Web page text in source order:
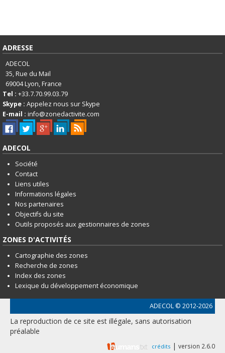
ADRESSE
ADECOL
35, Rue du Mail
69004Lyon, France
Tel : +33.7.70.99.03.79
Skype : Appelez nous sur Skype
E-mail : info@zonedactivite.com
ADECOL
Société
Contact
Liens utiles
Informations légales
Nos partenaires
Objectifs du site
Outils proposés aux gestionnaires de zones
ZONES D'ACTIVITÉS
Cartographie des zones
Recherche de zones
Index des zones
Lexique du développement économique
ADECOL © 2012-2026
La reproduction de ce site est illégale, sans autorisation
préalable
crédits | version 2.6.0